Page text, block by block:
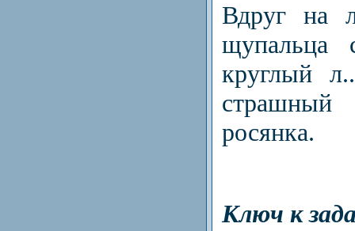
Вдруг на
щупальца
круглый
росянка.
Ключ к